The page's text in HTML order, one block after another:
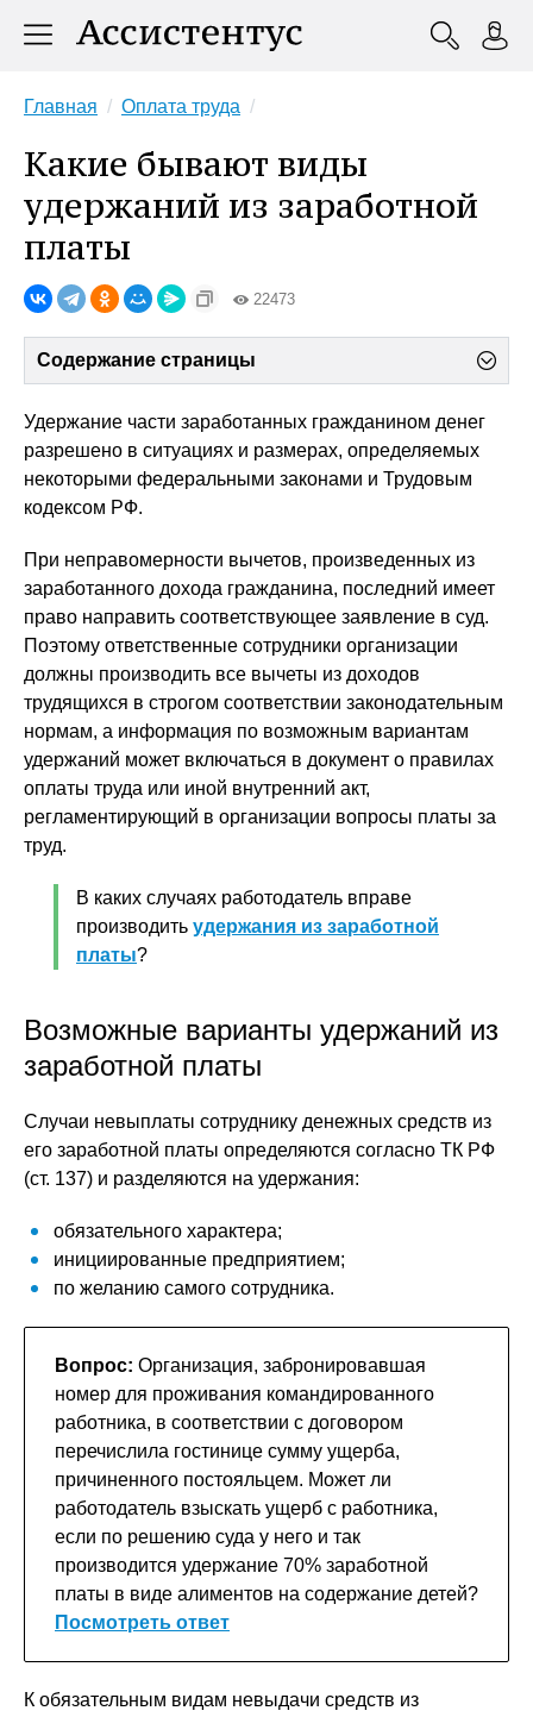
Главная Оплата труда
Какие бывают виды
удержаний из заработной
платы
22473
Содержание страницы
Удержание части заработанных гражданином денег
разрешено в ситуациях и размерах, определяемых
некоторыми федеральными законами и Трудовым
кодексом РФ.
При неправомерности вычетов, произведенных из
заработанного дохода гражданина, последний имеет
право направить соответствующее заявление в суд.
Поэтому ответственные сотрудники организации
должны производить все вычеты из доходов
трудящихся в строгом соответствии законодательным
нормам, а информация по возможным вариантам
удержаний может включаться в документ о правилах
оплаты труда или иной внутренний акт,
регламентирующий в организации вопросы платы за
труд.
В каких случаях работодатель вправе
производить удержания из заработной
платы?
Возможные варианты удержаний из
заработной платы
Случаи невыплаты сотруднику денежных средств из
его заработной платы определяются согласно ТК РФ
(ст. 137) и разделяются на удержания:
обязательного характера;
инициированные предприятием;
по желанию самого сотрудника.
Вопрос: Организация, забронировавшая
номер для проживания командированного
работника, в соответствии с договором
перечислила гостинице сумму ущерба,
причиненного постояльцем. Может ли
работодатель взыскать ущерб с работника,
если по решению суда у него и так
производится удержание 70% заработной
платы в виде алиментов на содержание детей?
Посмотреть ответ
К обязательным видам невыдачи средств из